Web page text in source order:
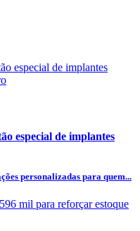
especial de implantes
personalizadas para quem...